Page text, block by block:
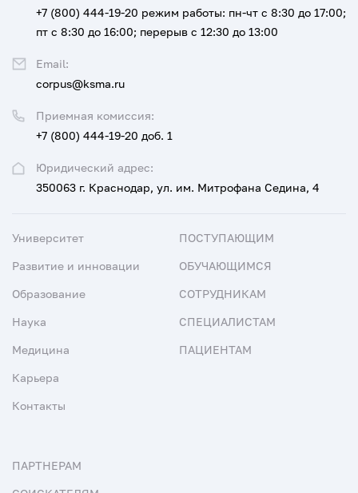
Юридический адрес:
350063 г. Краснодар, ул. им. Митрофана Седина, 4
Приемная комиссия:
+7 (800) 444-19-20 доб. 1
+7 (800) 444-19-20 режим работы: пн-чт с 8:30 до 17:00;
пт с 8:30 до 16:00; перерыв с 12:30 до 13:00
Email:
corpus@ksma.ru
Университет
Развитие и инновации
Образование
Наука
Медицина
Карьера
Контакты
ПОСТУПАЮЩИМ
ОБУЧАЮЩИМСЯ
СОТРУДНИКАМ
СПЕЦИАЛИСТАМ
ПАЦИЕНТАМ
ПАРТНЕРАМ